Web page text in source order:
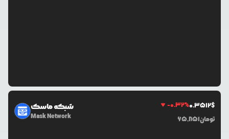
شبکه ماسک
Mask Network
-0.32%0.3512$
65,851تومان